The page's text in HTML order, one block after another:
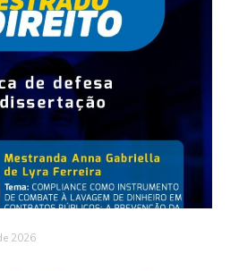
2026